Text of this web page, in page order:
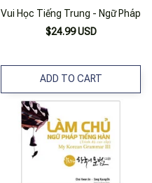
Vui Học Tiếng Trung - Ngữ Pháp
$24.99 USD
ADD TO CART